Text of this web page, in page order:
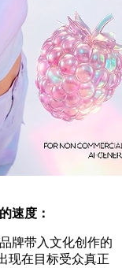
速度：
牌带入文化创作的
现在目标受众真正